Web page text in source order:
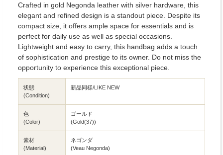
Crafted in gold Negonda leather with silver hardware, this
elegant and refined design is a standout piece. Despite its
compact size, it offers ample space for essentials and is
perfect for daily use as well as special occasions.
Lightweight and easy to carry, this handbag adds a touch
of sophistication and prestige to its owner. Do not miss the
opportunity to experience this exceptional piece.
状態
(Condition)
新品同様/LIKE NEW
色
(Color)
ゴールド
(Gold(37))
素材
(Material)
ネゴンダ
(Veau Negonda)